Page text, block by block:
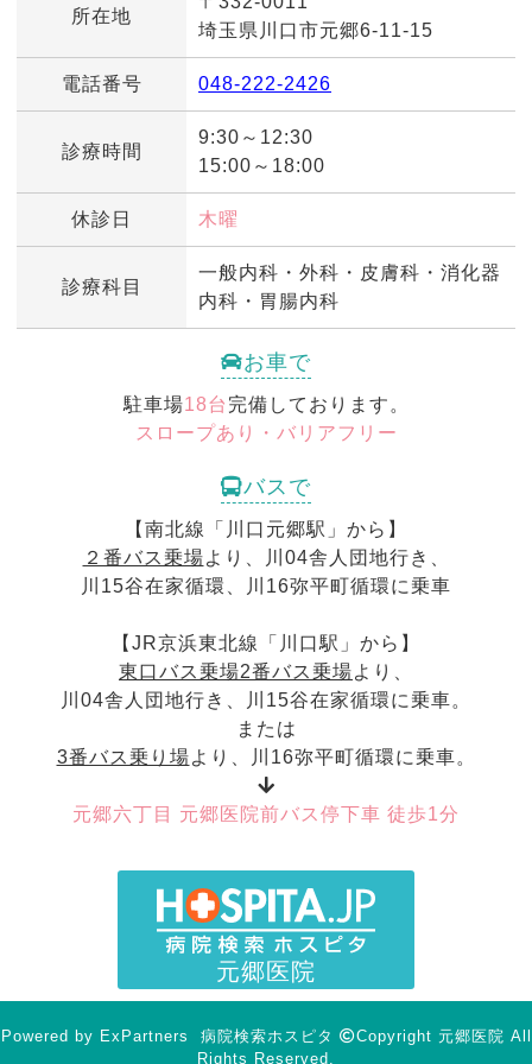
所在地
埼玉県川口市元郷6-11-15
電話番号 048-222-2426
診療時間
9:30～12:30
15:00～18:00
休診日 木曜
診療科目
一般内科・外科・皮膚科・消化器
内科・胃腸内科
お車で
駐車場18台 完備しております。
スロープあり・バリアフリー
バスで
【南北線「川口元郷駅」から】
２番バス乗場より、川04舎人団地行き、
川15谷在家循環、川16弥平町循環に乗車
【JR京浜東北線「川口駅」から】
東口バス乗場2番バス乗場より、
川04舎人団地行き、川15谷在家循環に乗車。
または
3番バス乗り場より、川16弥平町循環に乗車。
元郷六丁目 元郷医院前バス停下車 徒歩1分
元郷医院
Powered by ExPartners 病院検索ホスピタ
Copyright 元郷医院 All
Rights Reserved.